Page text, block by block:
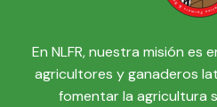
En NLFR, nuestra misión es
agricultores y ganaderos
fomentar la agricultura